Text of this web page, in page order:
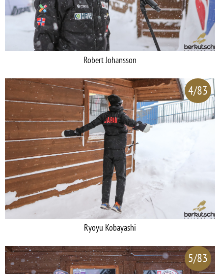
Robert Johansson
4/83
Ryoyu Kobayashi
5/83